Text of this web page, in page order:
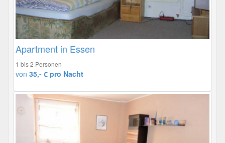
Apartment in Essen
1 bis 2 Personen
von 35,- € pro Nacht